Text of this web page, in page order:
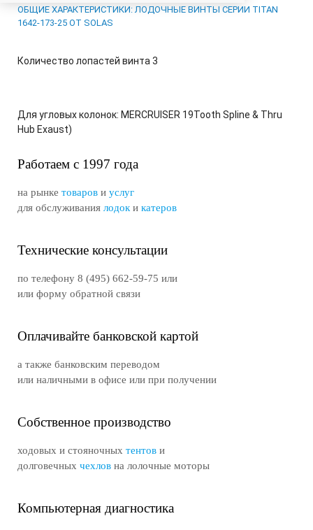
ОБЩИЕ ХАРАКТЕРИСТИКИ: ЛОДОЧНЫЕ ВИНТЫ СЕРИИ TITAN
1642-173-25 ОТ SOLAS
Количество лопастей винта 3
Для угловых колонок: MERCRUISER 19Tooth Spline & Thru
Hub Exaust)
Работаем с 1997 года
на рынке товаров и услуг
для обслуживания лодок и катеров
Технические консультации
по телефону 8 (495) 662-59-75 или
или форму обратной связи
Оплачивайте банковской картой
а также банковским переводом
или наличными в офисе или при получении
Собственное производство
ходовых и стояночных тентов и
долговечных чехлов на лолочные моторы
Компьютерная диагностика